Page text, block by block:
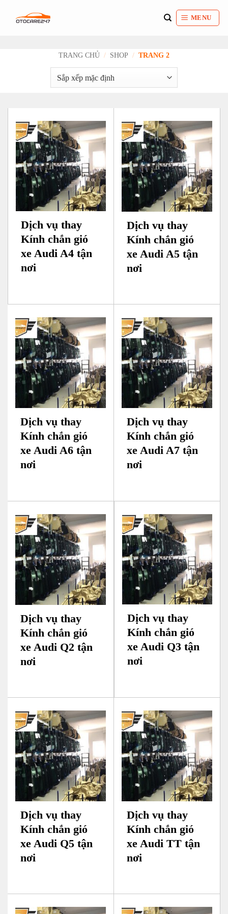
MENU
TRANG CHỦ / SHOP / TRANG 2
Dịch vụ thay
Kính chắn gió
xe Audi A4 tận
nơi
Dịch vụ thay
Kính chắn gió
xe Audi A5 tận
nơi
Dịch vụ thay
Kính chắn gió
xe Audi A6 tận
nơi
Dịch vụ thay
Kính chắn gió
xe Audi A7 tận
nơi
Dịch vụ thay
Kính chắn gió
xe Audi Q2 tận
nơi
Dịch vụ thay
Kính chắn gió
xe Audi Q3 tận
nơi
Dịch vụ thay
Kính chắn gió
xe Audi Q5 tận
nơi
Dịch vụ thay
Kính chắn gió
xe Audi TT tận
nơi